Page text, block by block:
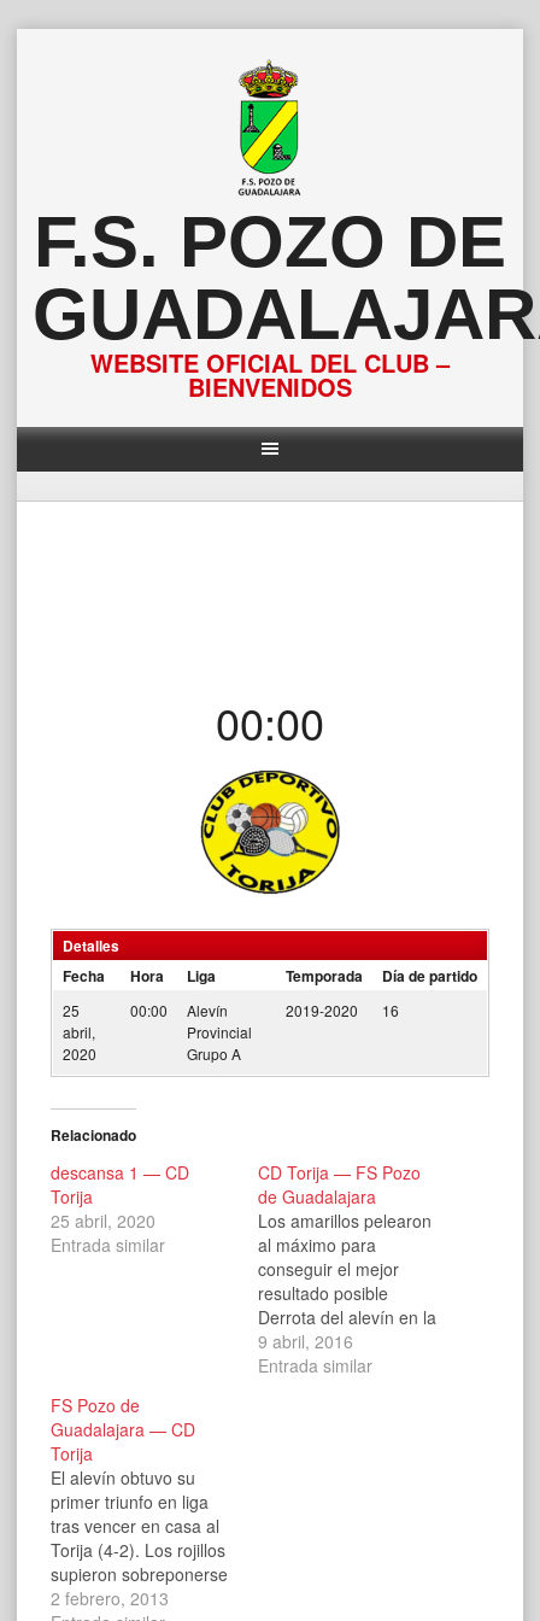
F.S. POZO DE
WEBSITE OFICIAL DEL CLUB –
BIENVENIDOS
00:00
Detalles
Fecha
Hora Liga Temporada Día de partido
25
abril,
2020
00:00
Alevín
Provincial
Grupo A
2019-2020 16
Relacionado
descansa 1 — CD
Torija
25 abril, 2020
Entrada similar
CD Torija — FS Pozo
de Guadalajara
Los amarillos pelearon
al máximo para
conseguir el mejor
resultado posible
Derrota del alevín en la
pista del líder del Grupo
B de la Liga, Torija (18-
9 abril, 2016
Entrada similar
FS Pozo de
Guadalajara — CD
Torija
El alevín obtuvo su
primer triunfo en liga
tras vencer en casa al
Torija (4-2). Los rojillos
supieron sobreponerse
a las adversidades
2 febrero, 2013